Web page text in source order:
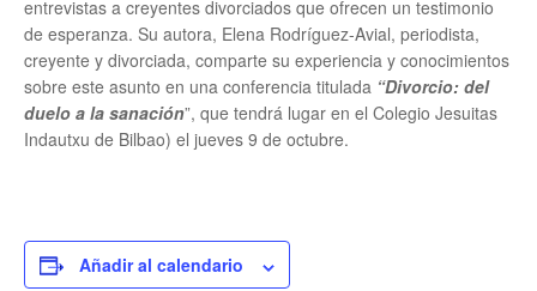
entrevistas a creyentes divorciados que ofrecen un testimonio
de esperanza. Su autora, Elena Rodríguez-Avial, periodista,
creyente y divorciada, comparte su experiencia y conocimientos
sobre este asunto en una conferencia titulada “Divorcio: del
duelo a la sanación”, que tendrá lugar en el Colegio Jesuitas
Indautxu de Bilbao) el jueves 9 de octubre.
Añadir al calendario